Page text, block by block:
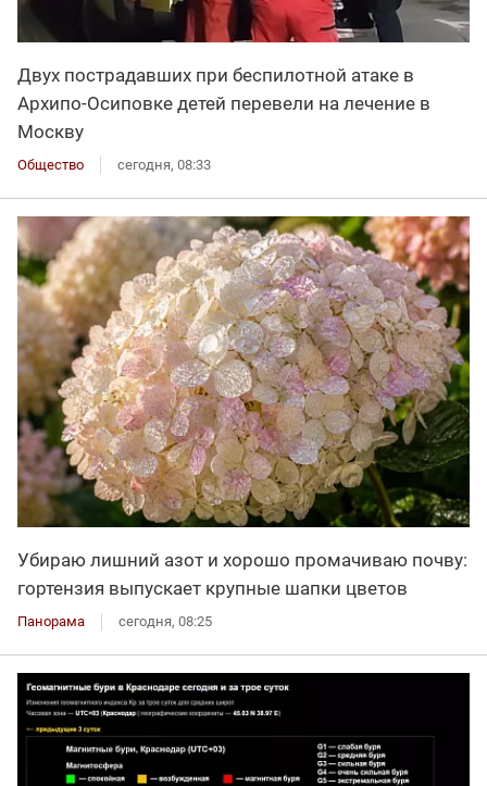
Двух пострадавших при беспилотной атаке в
Архипо-Осиповке детей перевели на лечение в
Москву
Общество сегодня, 08:33
Убираю лишний азот и хорошо промачиваю почву:
гортензия выпускает крупные шапки цветов
Панорама сегодня, 08:25